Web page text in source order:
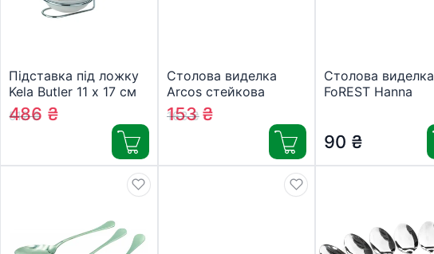
Підставка під ложку
Kela Butler 11 х 17 см
(17906)
512₴
486 ₴
Столова виделка
Arcos стейкова
трьохрожкова
(804100)
163₴
153₴
Столова виделка
FoREST Hanna
90 ₴